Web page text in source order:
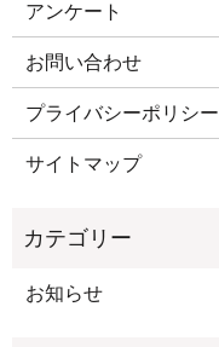
アンケート
お問い合わせ
プライバシーポリシー
サイトマップ
お知らせ